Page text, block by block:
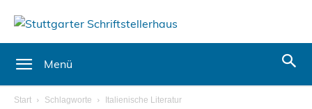
Menü
Start Schlagworte Italienische Literatur